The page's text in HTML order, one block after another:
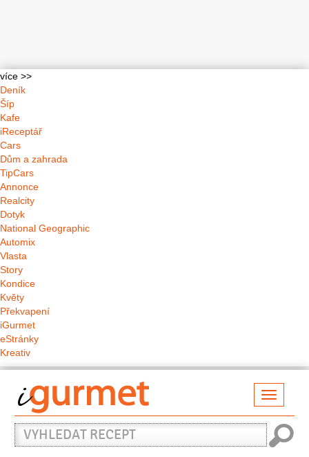
více >>
Deník
Šíp
Kafe
iReceptář
Cars
Dům a zahrada
TipCars
Annonce
Realcity
Dotyk
National Geographic
Automix
Vlasta
Story
Kondice
Květy
Překvapení
iGurmet
eStránky
Kreativ
Vyhledat
recept